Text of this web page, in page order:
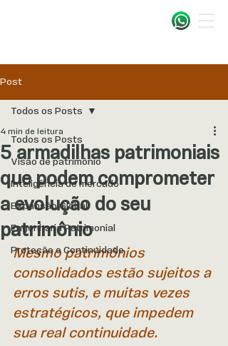
Post
Todos os Posts
Visão de patrimônio
Inteligência de mercado
Expansão Global
Engenharia Patrimonial
Proteção e Continuidade
Todos os Posts
5 armadilhas patrimoniais
que podem comprometer
a evolução do seu
patrimônio
4 min de leitura
Mesmo patrimônios
consolidados estão sujeitos a
erros sutis, e muitas vezes
estratégicos, que impedem
sua real continuidade.